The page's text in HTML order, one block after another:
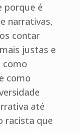
porque é
narrativas,
contar
justas e
como
como
até
racista que